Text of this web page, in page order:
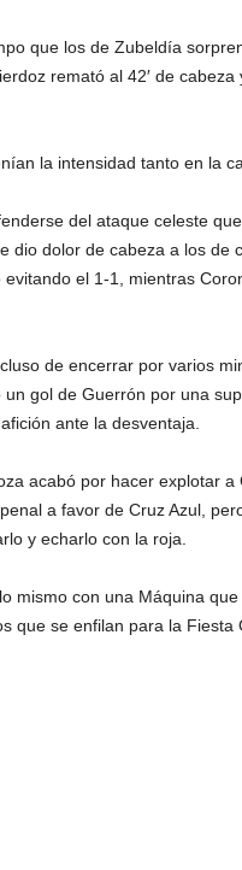
que los de Zubeldía
remató al 42′ de
la intensidad tanto en la
del ataque celeste
dio dolor de cabeza a los de
el 1-1, mientras
de encerrar por varios
gol de Guerrón por una
ante la desventaja.
acabó por hacer explotar a
a favor de Cruz Azul,
y echarlo con la roja.
mismo con una Máquina
que se enfilan para la Fiesta